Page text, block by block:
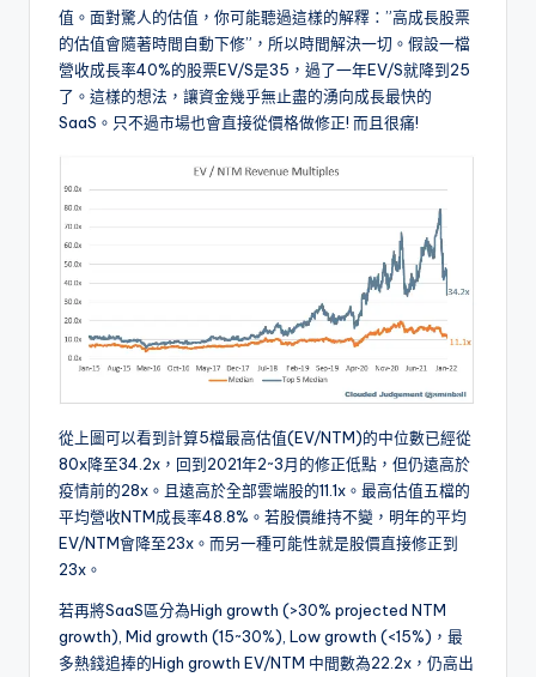
值。面對驚人的估值，你可能聽過這樣的解釋：”高成長股票
的估值會隨著時間自動下修”，所以時間解決一切。假設一檔
營收成長率40%的股票EV/S是35，過了一年EV/S就降到25
了。這樣的想法，讓資金幾乎無止盡的湧向成長最快的
SaaS。只不過市場也會直接從價格做修正! 而且很痛!
從上圖可以看到計算5檔最高估值(EV/NTM)的中位數已經從
80x降至34.2x，回到2021年2~3月的修正低點，但仍遠高於
疫情前的28x。且遠高於全部雲端股的11.1x。最高估值五檔的
平均營收NTM成長率48.8%。若股價維持不變，明年的平均
EV/NTM會降至23x。而另一種可能性就是股價直接修正到
23x。
若再將SaaS區分為High growth (>30% projected NTM
growth), Mid growth (15~30%), Low growth (<15%)，最
多熱錢追捧的High growth EV/NTM 中間數為22.2x，仍高出